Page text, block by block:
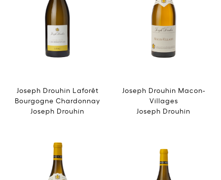
Joseph Drouhin Laforêt
Bourgogne Chardonnay
Joseph Drouhin
Joseph Drouhin Macon-
Villages
Joseph Drouhin